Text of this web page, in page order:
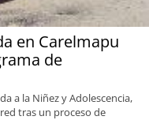
en Carelmapu
de
a la Niñez y Adolescencia,
tras un proceso de